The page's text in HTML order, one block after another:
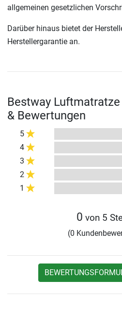
allgemeinen gesetzlichen
Darüber hinaus bietet der
Herstellergarantie an.
Bestway
& Bewertungen
5
4
3
2
1
0 von 5
(0